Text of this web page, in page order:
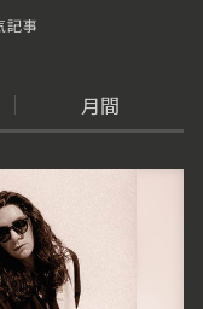
記事
月間